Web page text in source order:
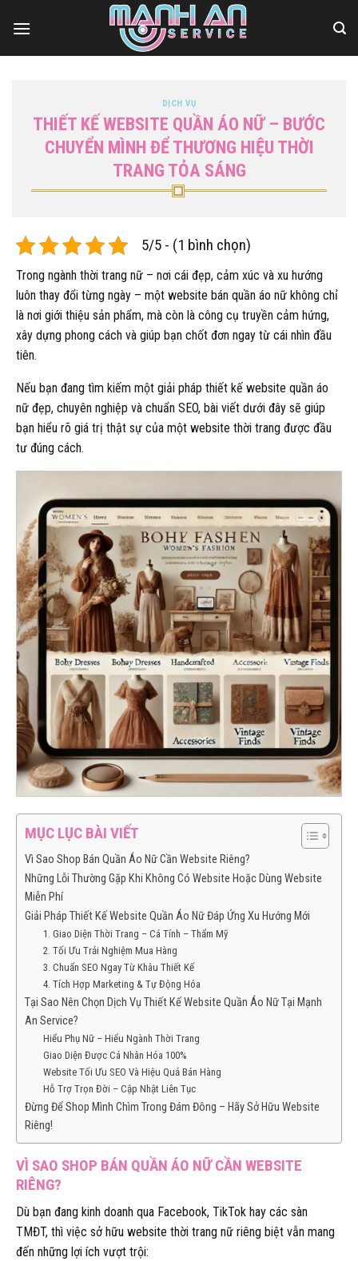
qua
DỊCH VỤ
THIẾT KẾ WEBSITE QUẦN ÁO NỮ – BƯỚC
CHUYỂN MÌNH ĐỂ THƯƠNG HIỆU THỜI
TRANG TỎA SÁNG
5/5 - (1 bình chọn)
Trong ngành thời trang nữ – nơi cái đẹp, cảm xúc và xu hướng
luôn thay đổi từng ngày – một website bán quần áo nữ không chỉ
là nơi giới thiệu sản phẩm, mà còn là công cụ truyền cảm hứng,
xây dựng phong cách và giúp bạn chốt đơn ngay từ cái nhìn đầu
tiên.
Nếu bạn đang tìm kiếm một giải pháp thiết kế website quần áo
nữ đẹp, chuyên nghiệp và chuẩn SEO, bài viết dưới đây sẽ giúp
bạn hiểu rõ giá trị thật sự của một website thời trang được đầu
tư đúng cách.
MỤC LỤC BÀI VIẾT
Vì Sao Shop Bán Quần Áo Nữ Cần Website Riêng?
Những Lỗi Thường Gặp Khi Không Có Website Hoặc Dùng Website
Miễn Phí
Giải Pháp Thiết Kế Website Quần Áo Nữ Đáp Ứng Xu Hướng Mới
1. Giao Diện Thời Trang – Cá Tính – Thẩm Mỹ
2. Tối Ưu Trải Nghiệm Mua Hàng
3. Chuẩn SEO Ngay Từ Khâu Thiết Kế
4. Tích Hợp Marketing & Tự Động Hóa
Tại Sao Nên Chọn Dịch Vụ Thiết Kế Website Quần Áo Nữ Tại Mạnh
An Service?
Hiểu Phụ Nữ – Hiểu Ngành Thời Trang
Giao Diện Được Cá Nhân Hóa 100%
Website Tối Ưu SEO Và Hiệu Quả Bán Hàng
Hỗ Trợ Trọn Đời – Cập Nhật Liên Tục
Đừng Để Shop Mình Chìm Trong Đám Đông – Hãy Sở Hữu Website
Riêng!
VÌ SAO SHOP BÁN QUẦN ÁO NỮ CẦN WEBSITE
RIÊNG?
Dù bạn đang kinh doanh qua Facebook, TikTok hay các sàn
TMĐT, thì việc sở hữu website thời trang nữ riêng biệt vẫn mang
đến những lợi ích vượt trội: